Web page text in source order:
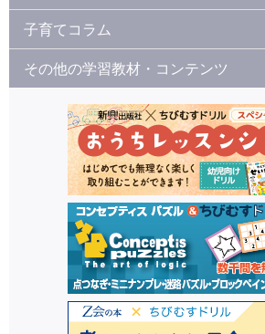
子育てコラム
その他の学習教材・コンテンツ